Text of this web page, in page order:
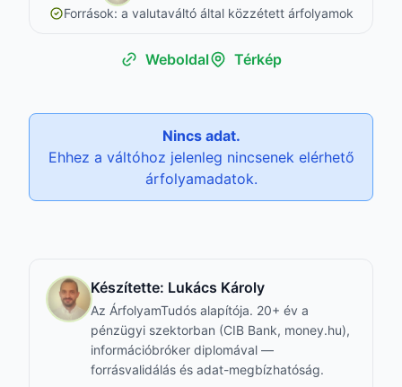
Források: a valutaváltó által közzétett árfolyamok
Weboldal Térkép
Nincs adat.
Ehhez a váltóhoz jelenleg nincsenek elérhető
árfolyamadatok.
Készítette: Lukács Károly
Az ÁrfolyamTudós alapítója. 20+ év a
pénzügyi szektorban (CIB Bank, money.hu),
információbróker diplomával —
forrásvalidálás és adat-megbízhatóság.